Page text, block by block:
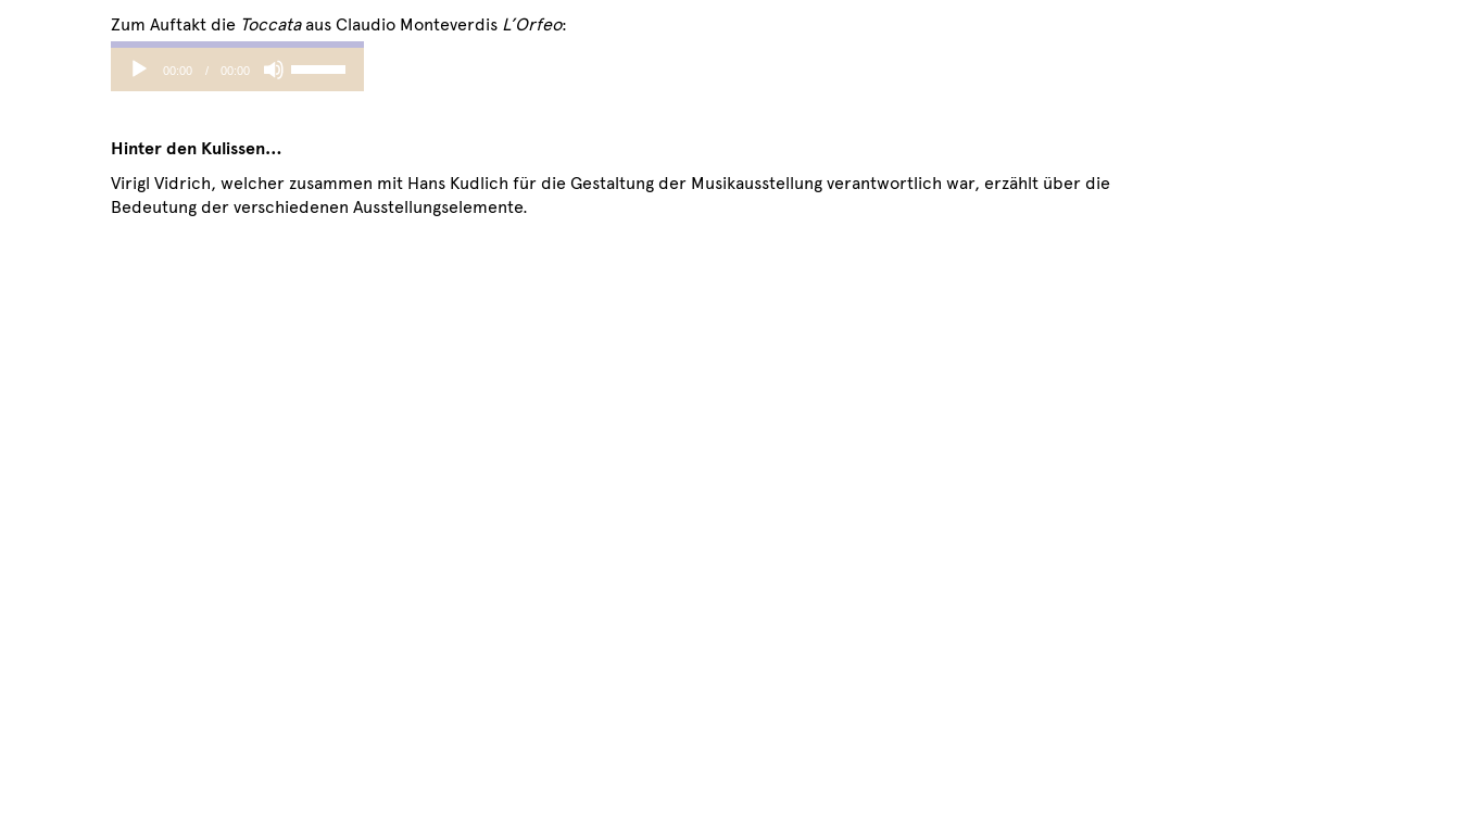
Zum Auftakt die Toccataaus Claudio Monteverdis L’Orfeo:
Audio
Player
00:00 00:00
increase
or
Hinter den Kulissen…
Virigl Vidrich, welcher zusammen mit Hans Kudlich für die Gestaltung der Musikausstellung verantwortlich war, erzählt über die
Bedeutung der verschiedenen Ausstellungselemente.